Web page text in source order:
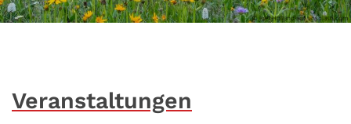
© Joel Holland auf unsplash.com
Veranstaltungen